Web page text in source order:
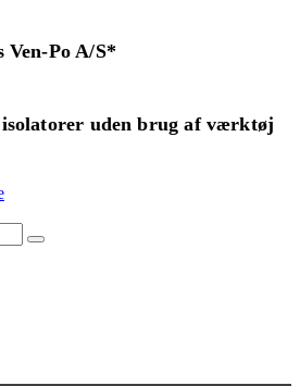
Ven-Po A/S*
uden brug af værktøj